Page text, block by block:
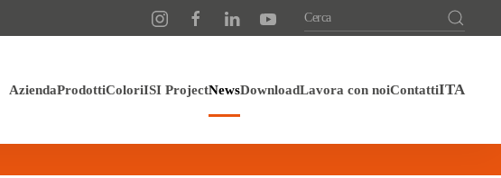
AziendaProdottiColoriISI ProjectNewsDownloadLavora con noiContatti